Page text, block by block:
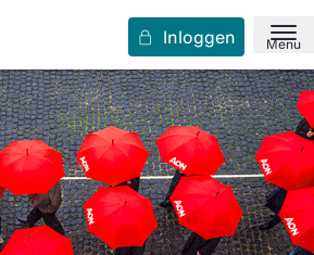
Menu
Inloggen